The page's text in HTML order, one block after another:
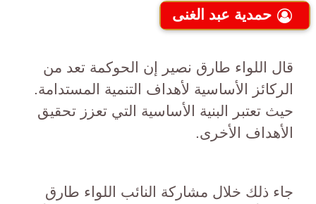
حمدية عبد الغنى
قال اللواء طارق نصير إن الحوكمة تعد من
الركائز الأساسية لأهداف التنمية المستدامة.
حيث تعتبر البنية الأساسية التي تعزز تحقيق
الأهداف الأخرى.
جاء ذلك خلال مشاركة النائب اللواء طارق